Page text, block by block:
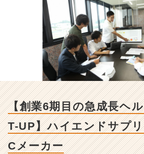
人
-
【創
業
6
期
目
の
長
ル
【創業6期目の急成長ヘ
T-UP】ハイエンドサプ
Cメーカー